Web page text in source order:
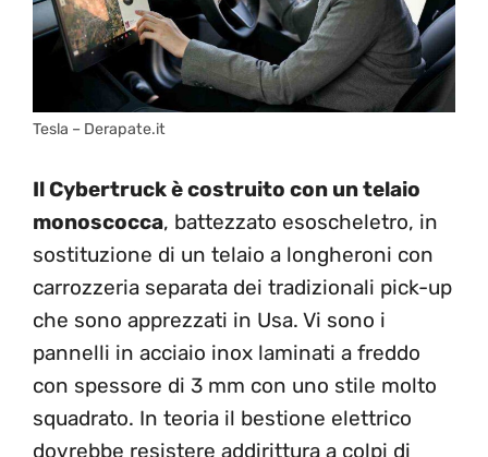
Tesla – Derapate.it
Il Cybertruck è costruito con un telaio
monoscocca, battezzato esoscheletro, in
sostituzione di un telaio a longheroni con
carrozzeria separata dei tradizionali pick-up
che sono apprezzati in Usa. Vi sono i
pannelli in acciaio inox laminati a freddo
con spessore di 3 mm con uno stile molto
squadrato. In teoria il bestione elettrico
dovrebbe resistere addirittura a colpi di